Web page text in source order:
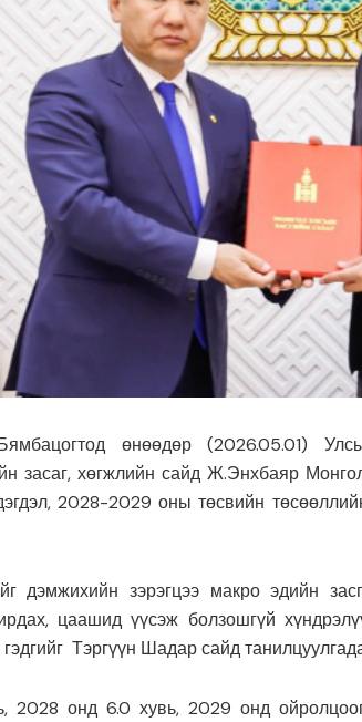
өнөөдөр (2026.05.01)
засаг, хөгжлийн сайд Ж.Энхбаяр
2028-2029 оны төсвийн
дэмжихийн зэрэгцээ макро эдийн
цаашид үүсэж болзошгүй
Тэргүүн Шадар сайд
2028 онд 6.0 хувь, 2029 онд